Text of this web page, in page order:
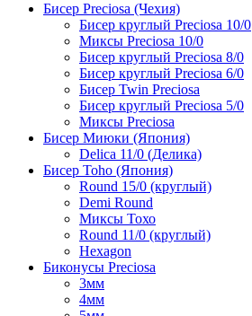
Бисер Preciosa (Чехия)
Бисер круглый Preciosa 10/0
Миксы Preciosa 10/0
Бисер круглый Preciosa 8/0
Бисер круглый Preciosa 6/0
Бисер Twin Preciosa
Бисер круглый Preciosa 5/0
Миксы Preciosa
Бисер Миюки (Япония)
Delica 11/0 (Делика)
Бисер Toho (Япония)
Round 15/0 (круглый)
Demi Round
Миксы Тохо
Round 11/0 (круглый)
Hexagon
Биконусы Preciosa
3мм
4мм